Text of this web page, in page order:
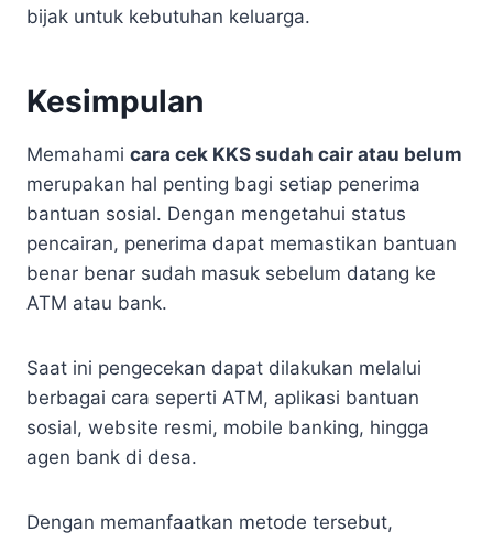
bijak untuk kebutuhan keluarga.
Kesimpulan
Memahami cara cek KKS sudah cair atau belum
merupakan hal penting bagi setiap penerima
bantuan sosial. Dengan mengetahui status
pencairan, penerima dapat memastikan bantuan
benar benar sudah masuk sebelum datang ke
ATM atau bank.
Saat ini pengecekan dapat dilakukan melalui
berbagai cara seperti ATM, aplikasi bantuan
sosial, website resmi, mobile banking, hingga
agen bank di desa.
Dengan memanfaatkan metode tersebut,